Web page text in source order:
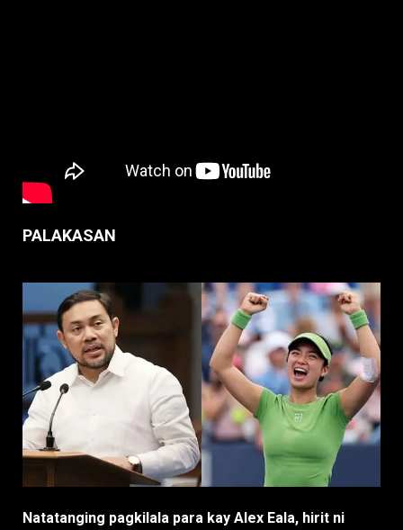
PALAKASAN
Natatanging pagkilala para kay Alex Eala, hirit ni